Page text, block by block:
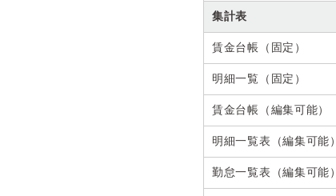
集計表
賃金台帳（固定）
明細一覧（固定）
賃金台帳（編集可能）
明細一覧表（編集可能）
勤怠一覧表（編集可能）